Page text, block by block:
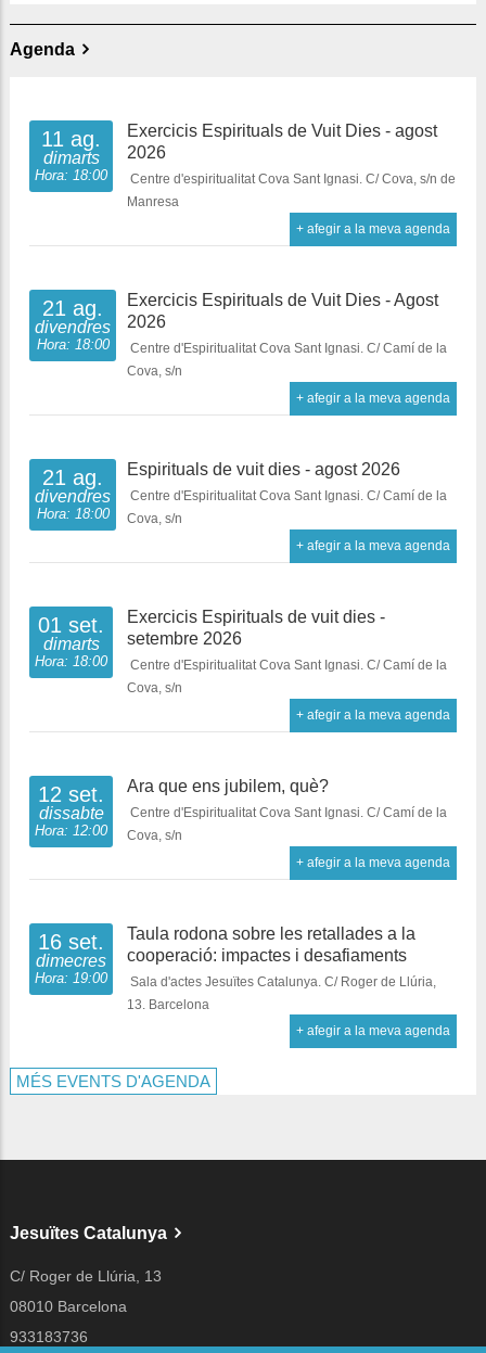
Agenda
11 ag.
dimarts
Hora: 18:00
Exercicis Espirituals de Vuit Dies - agost
2026
Centre d'espiritualitat Cova Sant Ignasi. C/ Cova, s/n de
Manresa
+ afegir a la meva agenda
21 ag.
divendres
Hora: 18:00
Exercicis Espirituals de Vuit Dies - Agost
2026
Centre d'Espiritualitat Cova Sant Ignasi. C/ Camí de la
Cova, s/n
+ afegir a la meva agenda
21 ag.
divendres
Hora: 18:00
Espirituals de vuit dies - agost 2026
Centre d'Espiritualitat Cova Sant Ignasi. C/ Camí de la
Cova, s/n
+ afegir a la meva agenda
01 set.
dimarts
Hora: 18:00
Exercicis Espirituals de vuit dies -
setembre 2026
Centre d'Espiritualitat Cova Sant Ignasi. C/ Camí de la
Cova, s/n
+ afegir a la meva agenda
12 set.
dissabte
Hora: 12:00
Ara que ens jubilem, què?
Centre d'Espiritualitat Cova Sant Ignasi. C/ Camí de la
Cova, s/n
+ afegir a la meva agenda
16 set.
dimecres
Hora: 19:00
Taula rodona sobre les retallades a la
cooperació: impactes i desafiaments
Sala d'actes Jesuïtes Catalunya. C/ Roger de Llúria,
13. Barcelona
+ afegir a la meva agenda
MÉS EVENTS D'AGENDA
Jesuïtes Catalunya
C/ Roger de Llúria, 13
08010 Barcelona
933183736